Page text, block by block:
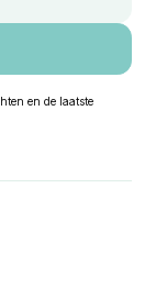
en de laatste